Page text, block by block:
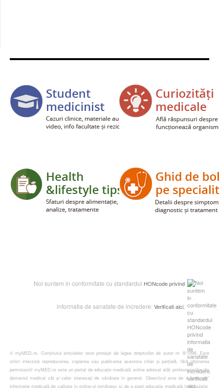
Noi suntem in conformitate cu standardul HONcodeprivind
informatia de sanatate de incredere: Verificati aici.
© myMED.ro. Conținutul articolelor este protejat de legea drepturilor de autor nr. 8/1996. Este
strict interzisă reproducerea, copierea sau publicarea acestora chiar și parțială, fără obținerea
permisiunii! myMED.ro este un portal de educație medicală online adresat atât profesioniștilor din
domeniul medical cât și celor interesați de sănătate în general. Obiectivul este de a “prescrie”
informație medicală de calitate în online-ul românesc și de a spori educația medicală în populație.